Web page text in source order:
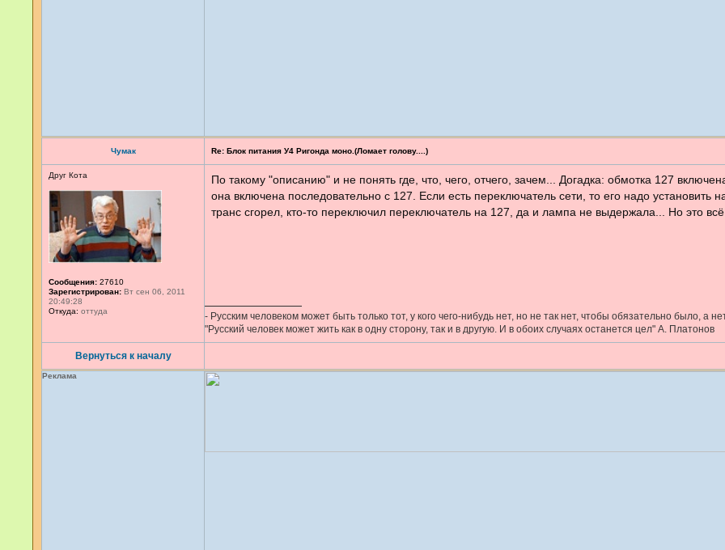
Чумак
Друг Кота
Сообщения: 27610
Зарегистрирован: Вт сен 06, 2011
20:49:28
Откуда: оттуда
Вернуться к началу
Re: Блок питания У4 Ригонда моно.(Ломает голову....)
По такому "описанию" и не понять где, что, чего, отчего, зачем... Догадка: обмотка 127
она включена последовательно с 127. Если есть переключатель сети, то его надо установить
транс сгорел, кто-то переключил переключатель на 127, да и лампа не выдержала... Но это всё
- Русским человеком может быть только тот, у кого чего-нибудь нет, но не так нет, чтобы обязательно было, а
"Русский человек может жить как в одну сторону, так и в другую. И в обоих случаях останется цел" А. Платонов
Реклама